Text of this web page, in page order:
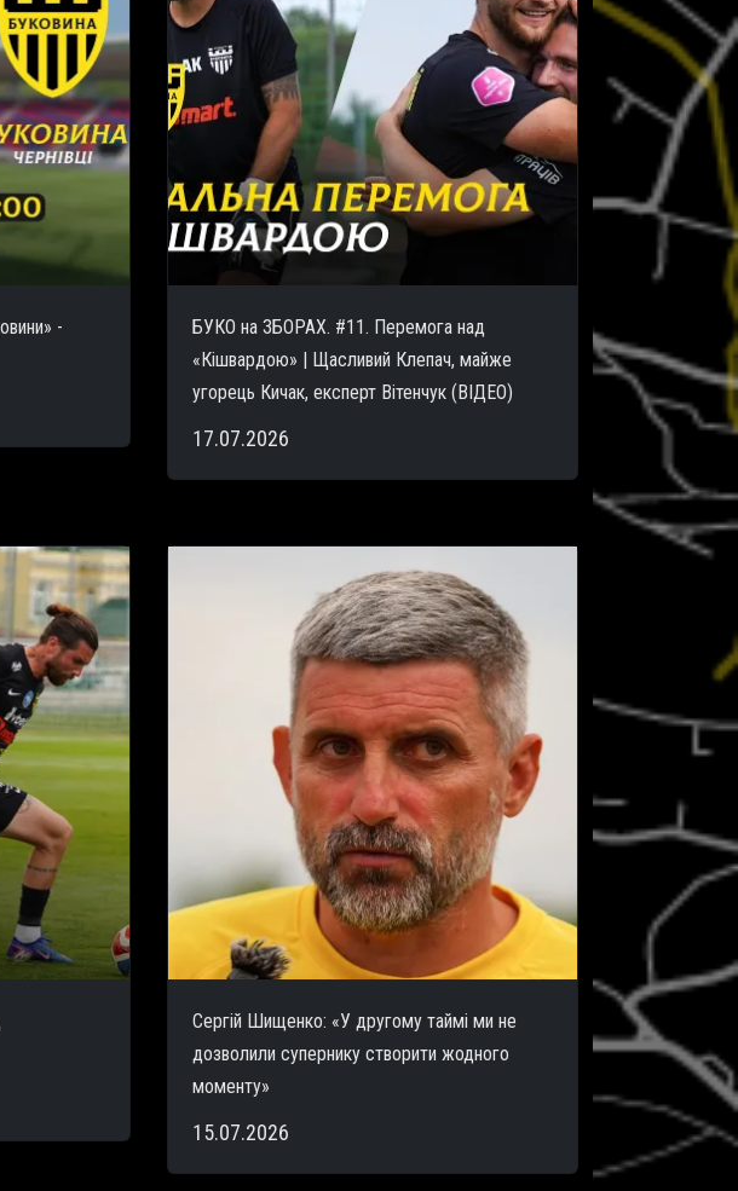
-
БУКО на ЗБОРАХ. #11. Перемога над
«Кішвардою» | Щасливий Клепач, майже
угорець Кичак, експерт Вітенчук (ВІДЕО)
17.07.2026
Сергій Шищенко: «У другому таймі ми не
дозволили супернику створити жодного
моменту»
15.07.2026